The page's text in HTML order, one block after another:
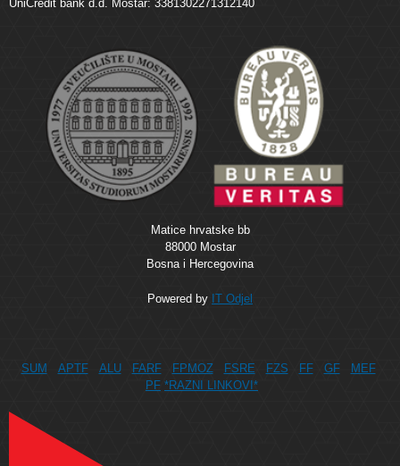
UniCredit bank d.d. Mostar: 3381302271312140
Matice hrvatske bb
88000 Mostar
Bosna i Hercegovina
Powered by IT Odjel
SUM APTF ALU FARF FPMOZ FSRE FZS FF GF
MEF
PF *RAZNI LINKOVI*